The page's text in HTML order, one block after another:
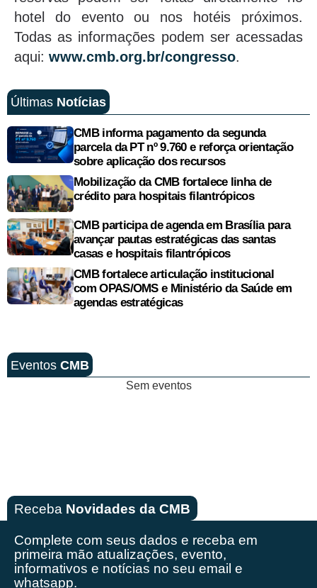
hotel do evento ou nos hotéis próximos.
Todas as informações podem ser acessadas
aqui: www.cmb.org.br/congresso.
Últimas Notícias
CMB informa pagamento da segunda
parcela da PT nº 9.760 e reforça orientação
sobre aplicação dos recursos
Mobilização da CMB fortalece linha de
crédito para hospitais filantrópicos
CMB participa de agenda em Brasília para
avançar pautas estratégicas das santas
casas e hospitais filantrópicos
CMB fortalece articulação institucional
com OPAS/OMS e Ministério da Saúde em
agendas estratégicas
Eventos CMB
Sem eventos
Receba Novidades da CMB
Complete com seus dados e receba em
primeira mão atualizações, evento,
informativos e notícias no seu email e
whatsapp.